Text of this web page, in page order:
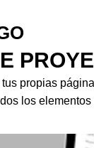
propias
los